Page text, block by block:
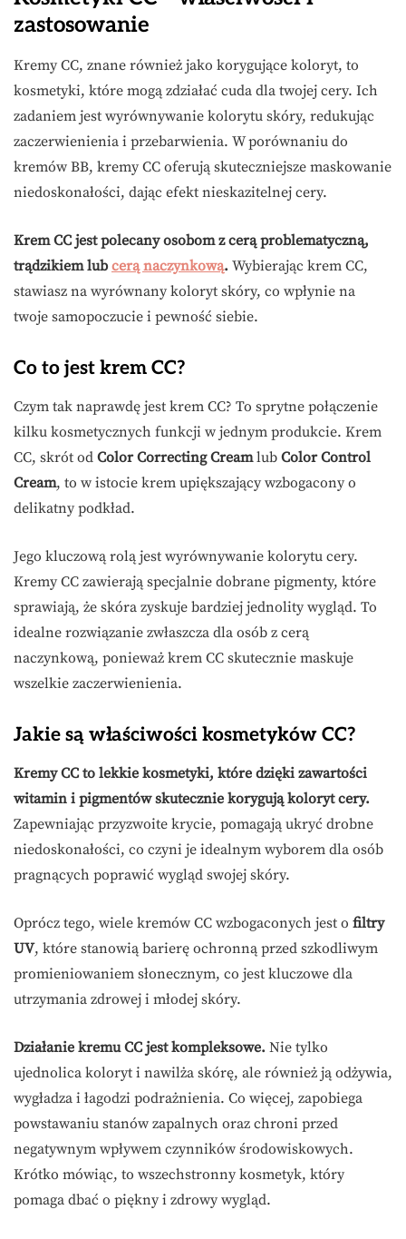
zastosowanie
Kremy CC, znane również jako korygujące koloryt, to
kosmetyki, które mogą zdziałać cuda dla twojej cery. Ich
zadaniem jest wyrównywanie kolorytu skóry, redukując
zaczerwienienia i przebarwienia. W porównaniu do
kremów BB, kremy CC oferują skuteczniejsze maskowanie
niedoskonałości, dając efekt nieskazitelnej cery.
Krem CC jest polecany osobom z cerą problematyczną,
trądzikiem lubcerą naczynkową. Wybierając krem CC,
stawiasz na wyrównany koloryt skóry, co wpłynie na
twoje samopoczucie i pewność siebie.
Co to jest krem CC?
Czym tak naprawdę jest krem CC? To sprytne połączenie
kilku kosmetycznych funkcji w jednym produkcie. Krem
CC, skrót od Color Correcting Creamlub Color Control
Cream, to w istocie krem upiększający wzbogacony o
delikatny podkład.
Jego kluczową rolą jest wyrównywanie kolorytu cery.
Kremy CC zawierają specjalnie dobrane pigmenty, które
sprawiają, że skóra zyskuje bardziej jednolity wygląd. To
idealne rozwiązanie zwłaszcza dla osób z cerą
naczynkową, ponieważ krem CC skutecznie maskuje
wszelkie zaczerwienienia.
Jakie są właściwości kosmetyków CC?
Kremy CC to lekkie kosmetyki, które dzięki zawartości
witamin i pigmentów skutecznie korygują koloryt cery.
Zapewniając przyzwoite krycie, pomagają ukryć drobne
niedoskonałości, co czyni je idealnym wyborem dla osób
pragnących poprawić wygląd swojej skóry.
Oprócz tego, wiele kremów CC wzbogaconych jest o filtry
UV, które stanowią barierę ochronną przed szkodliwym
promieniowaniem słonecznym, co jest kluczowe dla
utrzymania zdrowej i młodej skóry.
Działanie kremu CC jest kompleksowe. Nie tylko
ujednolica koloryt i nawilża skórę, ale również ją odżywia,
wygładza i łagodzi podrażnienia. Co więcej, zapobiega
powstawaniu stanów zapalnych oraz chroni przed
negatywnym wpływem czynników środowiskowych.
Krótko mówiąc, to wszechstronny kosmetyk, który
pomaga dbać o piękny i zdrowy wygląd.